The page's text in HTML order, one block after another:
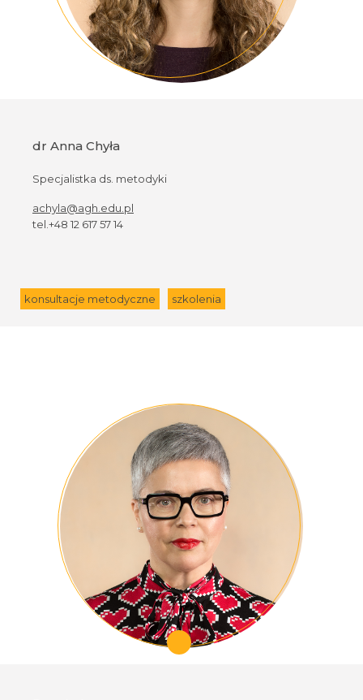
konsultacje metodyczne szkolenia
dr Anna Chyła
Specjalistka ds. metodyki
achyla@agh.edu.pl
tel.+48 12 617 57 14